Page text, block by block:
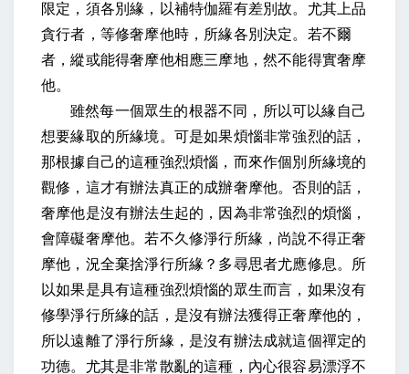
限定，須各別緣，以補特伽羅有差別故。尤其上品
貪行者，等修奢摩他時，所緣各別決定。若不爾
者，縱或能得奢摩他相應三摩地，然不能得實奢摩
他。
雖然每一個眾生的根器不同，所以可以緣自己
想要緣取的所緣境。可是如果煩惱非常強烈的話，
那根據自己的這種強烈煩惱，而來作個別所緣境的
觀修，這才有辦法真正的成辦奢摩他。否則的話，
奢摩他是沒有辦法生起的，因為非常強烈的煩惱，
會障礙奢摩他。若不久修淨行所緣，尚說不得正奢
摩他，況全棄捨淨行所緣？多尋思者尤應修息。所
以如果是具有這種強烈煩惱的眾生而言，如果沒有
修學淨行所緣的話，是沒有辦法獲得正奢摩他的，
所以遠離了淨行所緣，是沒有辦法成就這個禪定的
功德。尤其是非常散亂的這種，內心很容易漂浮不